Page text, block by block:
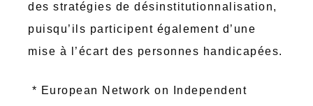
des stratégies de désinstitutionnalisation,
puisqu’ils participent également d’une
mise à l’écart des personnes handicapées.
* European Network on Independent